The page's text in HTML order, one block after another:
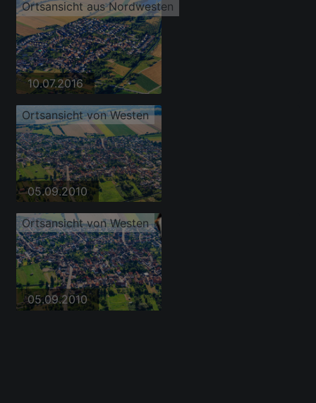
Ortsansicht aus Nordwesten
10.07.2016
Ortsansicht von Westen
05.09.2010
Ortsansicht von Westen
05.09.2010